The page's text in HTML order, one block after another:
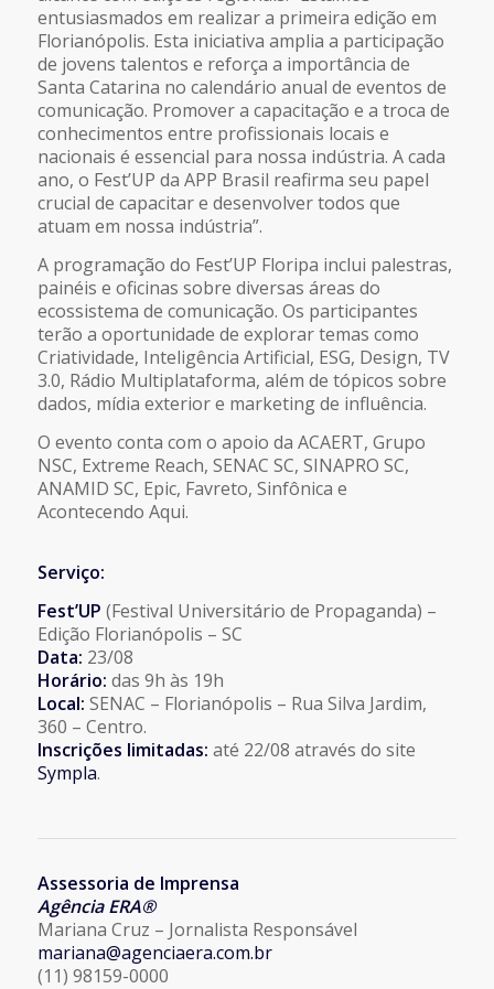
entusiasmados em realizar a primeira edição em
Florianópolis. Esta iniciativa amplia a participação
de jovens talentos e reforça a importância de
Santa Catarina no calendário anual de eventos de
comunicação. Promover a capacitação e a troca de
conhecimentos entre profissionais locais e
nacionais é essencial para nossa indústria. A cada
ano, o Fest’UP da APP Brasil reafirma seu papel
crucial de capacitar e desenvolver todos que
atuam em nossa indústria”.
A programação do Fest’UP Floripa inclui palestras,
painéis e oficinas sobre diversas áreas do
ecossistema de comunicação. Os participantes
terão a oportunidade de explorar temas como
Criatividade, Inteligência Artificial, ESG, Design, TV
3.0, Rádio Multiplataforma, além de tópicos sobre
dados, mídia exterior e marketing de influência.
O evento conta com o apoio da ACAERT, Grupo
NSC, Extreme Reach, SENAC SC, SINAPRO SC,
ANAMID SC, Epic, Favreto, Sinfônica e
Acontecendo Aqui.
Serviço:
Fest’UP (Festival Universitário de Propaganda) –
Edição Florianópolis – SC
Data: 23/08
Horário: das 9h às 19h
Local: SENAC – Florianópolis – Rua Silva Jardim,
360 – Centro.
Inscrições limitadas: até 22/08 através do site
Sympla.
Assessoria de Imprensa
Agência ERA®
Mariana Cruz – Jornalista Responsável
mariana@agenciaera.com.br
(11) 98159-0000